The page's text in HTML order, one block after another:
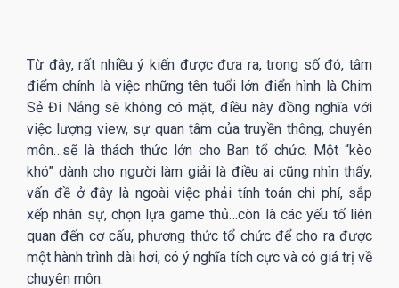
Từ đây, rất nhiều ý kiến được đưa ra, trong số đó, tâm
điểm chính là việc những tên tuổi lớn điển hình là Chim
Sẻ Đi Nắng sẽ không có mặt, điều này đồng nghĩa với
việc lượng view, sự quan tâm của truyền thông, chuyên
môn…sẽ là thách thức lớn cho Ban tổ chức. Một “kèo
khó” dành cho người làm giải là điều ai cũng nhìn thấy,
vấn đề ở đây là ngoài việc phải tính toán chi phí, sắp
xếp nhân sự, chọn lựa game thủ…còn là các yếu tố liên
quan đến cơ cấu, phương thức tổ chức để cho ra được
một hành trình dài hơi, có ý nghĩa tích cực và có giá trị về
chuyên môn.